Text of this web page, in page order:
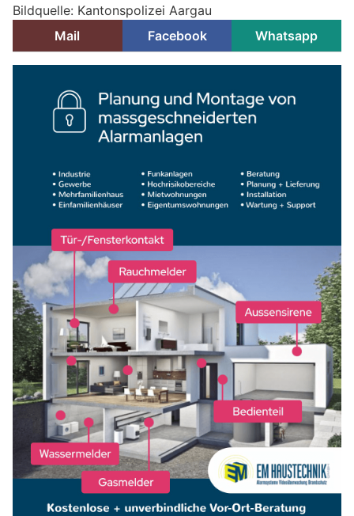
Bildquelle: Kantonspolizei Aargau
Mail
Facebook Whatsapp